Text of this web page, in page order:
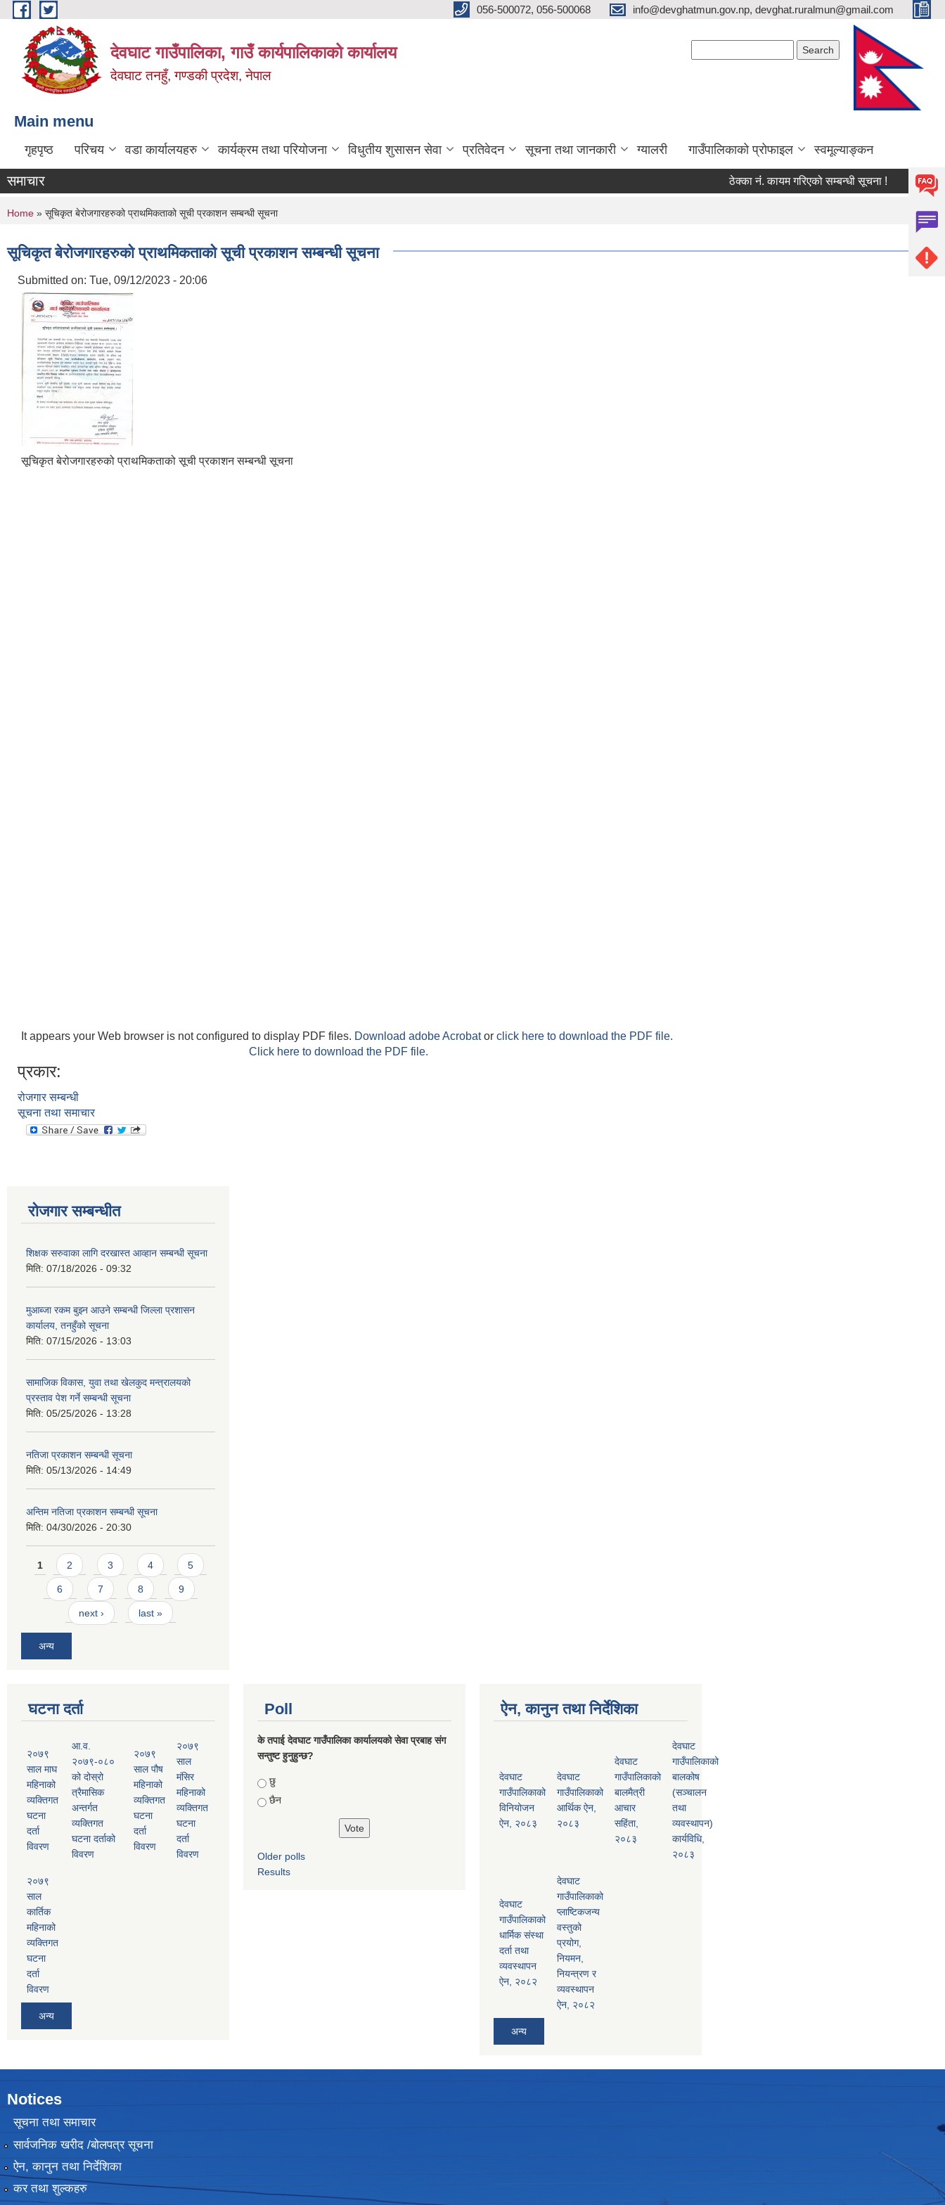
Skip to main content 056-500072, 056-500068 info@devghatmun.gov.np, devghat.ruralmun@gmail.com
देवघाट गाउँपालिका, गाउँ कार्यपालिकाको कार्यालय
देवघाट तनहुँ, गण्डकी प्रदेश, नेपाल
Main menu
गृहपृष्ठ परिचय वडा कार्यालयहरु कार्यक्रम तथा परियोजना विधुतीय शुसासन सेवा प्रतिवेदन सूचना तथा जानकारी ग्यालरी गाउँपालिकाको प्रोफाइल स्वमूल्याङ्कन
समाचार ठेक्का नंं. कायम गरिएको सम्बन्धी सूचना ! जिल्ला भूमि
You are here
Home » सूचिकृत बेरोजगारहरुको प्राथमिकताको सूची प्रकाशन सम्बन्धी सूचना
सूचिकृत बेरोजगारहरुको प्राथमिकताको सूची प्रकाशन सम्बन्धी सूचना
Submitted on: Tue, 09/12/2023 - 20:06
सूचिकृत बेरोजगारहरुको प्राथमिकताको सूची प्रकाशन सम्बन्धी सूचना
It appears your Web browser is not configured to display PDF files. Download adobe Acrobator click here to download the PDF file.
Click here to download the PDF file.
प्रकार:
रोजगार सम्बन्धी
सूचना तथा समाचार
रोजगार सम्बन्धीत
शिक्षक सरुवाका लागि दरखास्त आव्हान सम्बन्धी सूचना
मिति: 07/18/2026 - 09:32
मुआब्जा रकम बुझ्न आउने सम्बन्धी जिल्ला प्रशासन
कार्यालय, तनहुँको सूचना
मिति: 07/15/2026 - 13:03
सामाजिक विकास, युवा तथा खेलकुद मन्त्रालयको
प्रस्ताव पेश गर्ने सम्बन्धी सूचना
मिति: 05/25/2026 - 13:28
नतिजा प्रकाशन सम्बन्धी सूचना
मिति: 05/13/2026 - 14:49
अन्तिम नतिजा प्रकाशन सम्बन्धी सूचना
मिति: 04/30/2026 - 20:30
Pages
1 2 3 4 5
6 7 8 9
next › last »
अन्य
घटना दर्ता
२०७९
साल माघ
महिनाको
व्यक्तिगत
घटना
दर्ता
विवरण
आ.व.
२०७९-०८०
को दोस्रो
त्रैमासिक
अन्तर्गत
व्यक्तिगत
घटना दर्ताको
विवरण
२०७९
साल पौष
महिनाको
व्यक्तिगत
घटना
दर्ता
विवरण
२०७९
साल
मंसिर
महिनाको
व्यक्तिगत
घटना
दर्ता
विवरण
२०७९
साल
कार्तिक
महिनाको
व्यक्तिगत
घटना
दर्ता
विवरण
अन्य
Poll
के तपाई देवघाट गाउँपालिका कार्यालयको सेवा प्रबाह संग
सन्तुष्ट हुनुहुन्छ?
Choices
छु
छैन
Older polls
Results
ऐन, कानुन तथा निर्देशिका
देवघाट
गाउँपालिकाको
विनियोजन
ऐन, २०८३
देवघाट
गाउँपालिकाको
आर्थिक ऐन,
२०८३
देवघाट
गाउँपालिकाको
बालमैत्री
आचार
सहिंता,
२०८३
देवघाट
गाउँपालिकाको
बालकोष
(सञ्चालन
तथा
व्यवस्थापन)
कार्यविधि,
२०८३
देवघाट
गाउँपालिकाको
धार्मिक संस्था
दर्ता तथा
व्यवस्थापन
ऐन, २०८२
देवघाट
गाउँपालिकाको
प्लाष्टिकजन्य
वस्तुको
प्रयोग,
नियमन,
नियन्त्रण र
व्यवस्थापन
ऐन, २०८२
अन्य
Notices
सूचना तथा समाचार
सार्वजनिक खरीद /बोलपत्र सूचना
ऐन, कानुन तथा निर्देशिका
कर तथा शुल्कहरु